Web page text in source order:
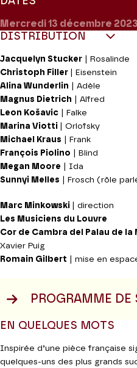
Mercredi 13 décembre 2023
DISTRIBUTION
Jacquelyn Stucker | Rosalinde
Christoph Filler
| Eisenstein
Alina Wunderlin | Adèle
Magnus Dietrich | Alfred
Leon Košavic | Falke
Marina Viotti
| Orlofsky
Michael Kraus | Frank
François Piolino | Blind
Megan Moore | Ida
Sunnyi Melles | Frosch (rôle
Marc Minkowski
| direction
Les Musiciens du Louvre
Cor de Cambra del Palau de la
Xavier Puig
Romain Gilbert | mise en
PROGRAMME DE
EN QUELQUES MOTS
Inspirée d’une pièce française
quelques-uns des plus grands